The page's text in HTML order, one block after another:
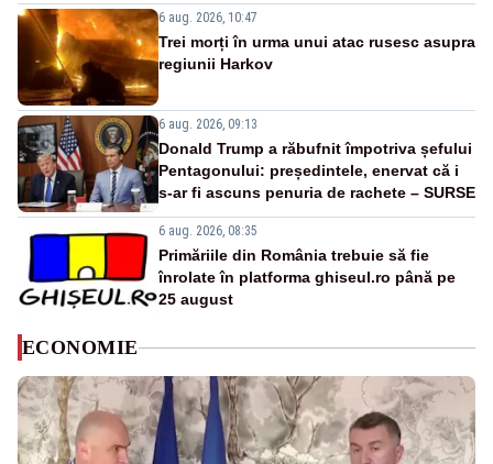
6 aug. 2026, 10:47
Trei morți în urma unui atac rusesc asupra
regiunii Harkov
6 aug. 2026, 09:13
Donald Trump a răbufnit împotriva șefului
Pentagonului: președintele, enervat că i
s-ar fi ascuns penuria de rachete – SURSE
6 aug. 2026, 08:35
Primăriile din România trebuie să fie
înrolate în platforma ghiseul.ro până pe
25 august
ECONOMIE